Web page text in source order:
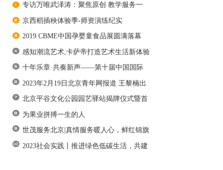
专访万唯武泽涛：聚焦原创 教学服务一
京西稻插秧体验季-师资演练纪实
2019 CBME中国孕婴童食品展圆满落幕
感知潮流艺术,卡萨帝打造艺术生活新体验
十年乐章·共奏新声——第十届中国国际
2023年2月19日北京青年网报道 王黎楠出
北京平谷文化公园园艺驿站揭牌仪式暨首
为果业拼搏一生的人
世茂服务北京|真情服务暖人心，鲜红锦旗
2023社会实践丨推进绿色低碳生活，共建